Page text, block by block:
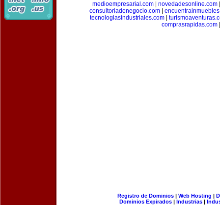
medioempresarial.com| novedadesonline.com
consultoriadenegocio.com|
tecnologiasindustriales.com|
comprasrapidas.com
Registro de Dominios| Web Hosting |
Dominios Expirados | Industrias |